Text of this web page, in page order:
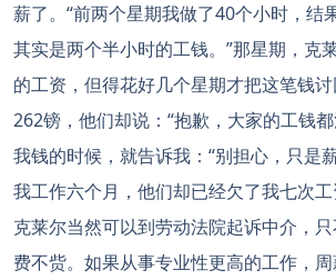
薪了。“前两个星期我做了40个小时，结
其实是两个半小时的工钱。”那星期，克
的工资，但得花好几个星期才把这笔钱
262镑，他们却说：“抱歉，大家的工钱
我钱的时候，就告诉我：“别担心，只是
我工作六个月，他们却已经欠了我七次工
克莱尔当然可以到劳动法院起诉中介，
费不赀。如果从事专业性更高的工作，